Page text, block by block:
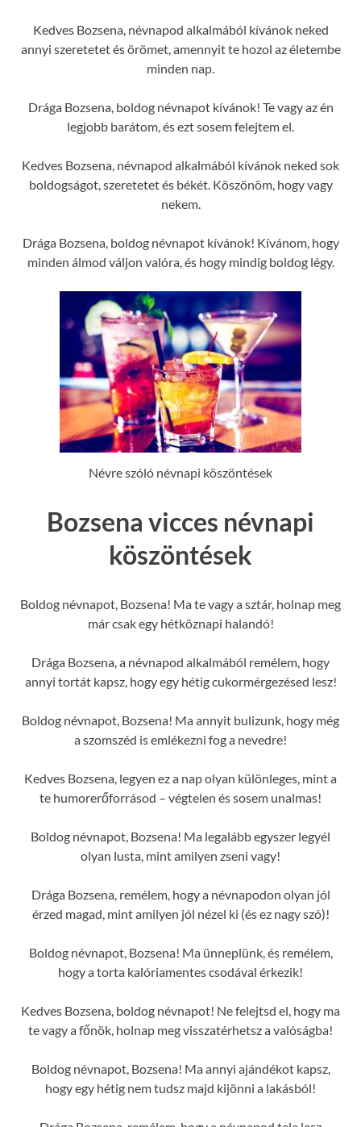
Kedves Bozsena, névnapod alkalmából kívánok neked
annyi szeretetet és örömet, amennyit te hozol az életembe
minden nap.
Drága Bozsena, boldog névnapot kívánok! Te vagy az én
legjobb barátom, és ezt sosem felejtem el.
Kedves Bozsena, névnapod alkalmából kívánok neked sok
boldogságot, szeretetet és békét. Köszönöm, hogy vagy
nekem.
Drága Bozsena, boldog névnapot kívánok! Kívánom, hogy
minden álmod váljon valóra, és hogy mindig boldog légy.
Névre szóló névnapi köszöntések
Bozsena vicces névnapi
köszöntések
Boldog névnapot, Bozsena! Ma te vagy a sztár, holnap meg
már csak egy hétköznapi halandó!
Drága Bozsena, a névnapod alkalmából remélem, hogy
annyi tortát kapsz, hogy egy hétig cukormérgezésed lesz!
Boldog névnapot, Bozsena! Ma annyit bulizunk, hogy még
a szomszéd is emlékezni fog a nevedre!
Kedves Bozsena, legyen ez a nap olyan különleges, mint a
te humorerőforrásod – végtelen és sosem unalmas!
Boldog névnapot, Bozsena! Ma legalább egyszer legyél
olyan lusta, mint amilyen zseni vagy!
Drága Bozsena, remélem, hogy a névnapodon olyan jól
érzed magad, mint amilyen jól nézel ki (és ez nagy szó)!
Boldog névnapot, Bozsena! Ma ünneplünk, és remélem,
hogy a torta kalóriamentes csodával érkezik!
Kedves Bozsena, boldog névnapot! Ne felejtsd el, hogy ma
te vagy a főnök, holnap meg visszatérhetsz a valóságba!
Boldog névnapot, Bozsena! Ma annyi ajándékot kapsz,
hogy egy hétig nem tudsz majd kijönni a lakásból!